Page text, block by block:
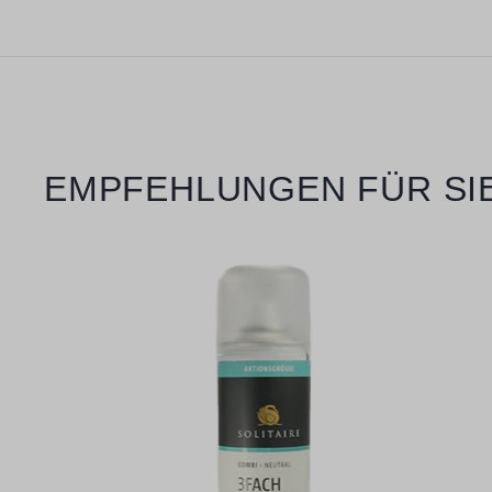
Produktgalerie überspringen
EMPFEHLUNGEN FÜR